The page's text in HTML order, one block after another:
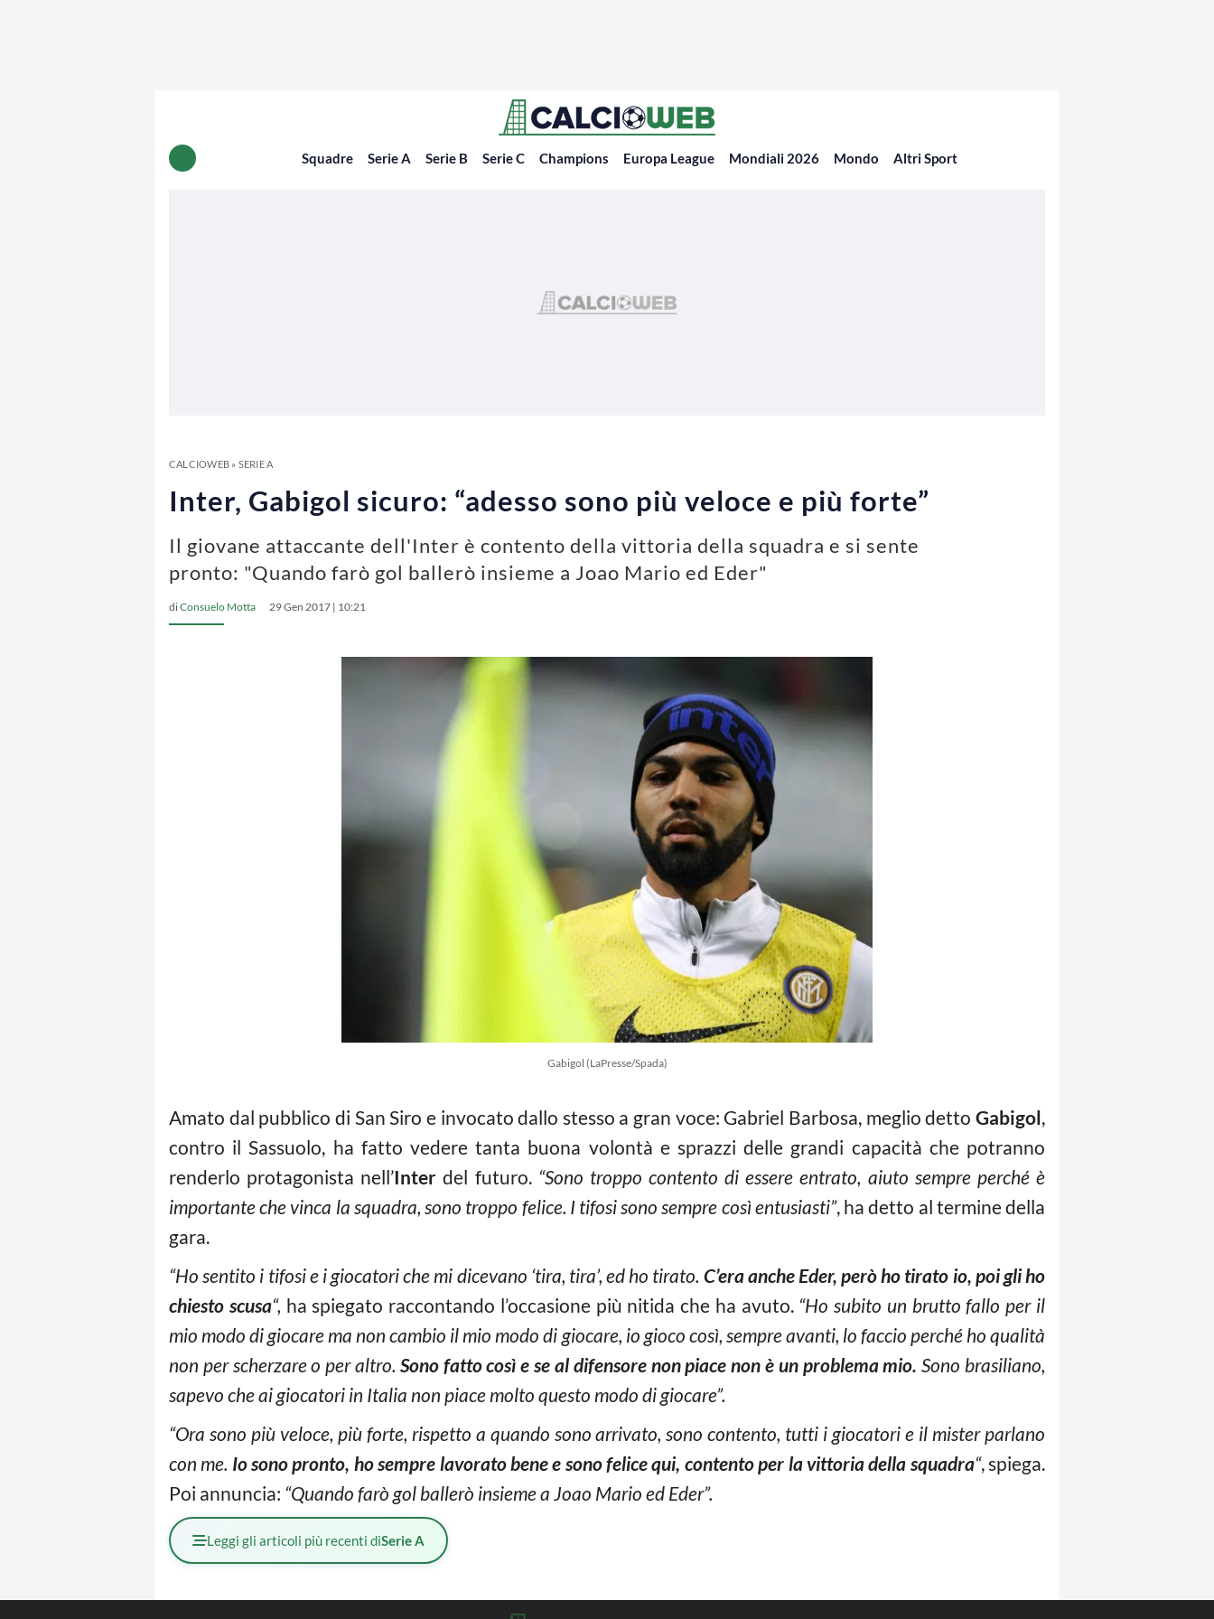
Squadre Serie A Serie B Serie C Champions Europa League Mondiali 2026 Mondo Altri Sport
CALCIOWEB» SERIE A
Inter, Gabigol sicuro: “adesso sono più veloce e più forte”
Il giovane attaccante dell'Inter è contento della vittoria della squadra e si sente
pronto: "Quando farò gol ballerò insieme a Joao Mario ed Eder"
diConsuelo Motta 29 Gen 2017 | 10:21
Gabigol (LaPresse/Spada)
Amato dal pubblico di San Siro e invocato dallo stesso a gran voce: Gabriel Barbosa, meglio detto Gabigol,
contro il Sassuolo, ha fatto vedere tanta buona volontà e sprazzi delle grandi capacità che potranno
renderlo protagonista nell’Inter del futuro. “Sono troppo contento di essere entrato, aiuto sempre perché è
importante che vinca la squadra, sono troppo felice. I tifosi sono sempre così entusiasti”, ha detto al termine della
gara.
“Ho sentito i tifosi e i giocatori che mi dicevano ‘tira, tira’, ed ho tirato. C’era anche Eder, però ho tirato io, poi gli ho
chiesto scusa“, ha spiegato raccontando l’occasione più nitida che ha avuto.“Ho subito un brutto fallo per il
mio modo di giocare ma non cambio il mio modo di giocare, io gioco così, sempre avanti, lo faccio perché ho qualità
non per scherzare o per altro. Sono fatto così e se al difensore non piace non è un problema mio. Sono brasiliano,
sapevo che ai giocatori in Italia non piace molto questo modo di giocare”.
“Ora sono più veloce, più forte, rispetto a quando sono arrivato, sono contento, tutti i giocatori e il mister parlano
con me. Io sono pronto, ho sempre lavorato bene e sono felice qui, contento per la vittoria della squadra“, spiega.
Poi annuncia: “Quando farò gol ballerò insieme a Joao Mario ed Eder”.
Leggi gli articoli più recenti diSerie A